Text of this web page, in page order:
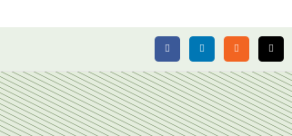
FacebookLinkedIn Rss X